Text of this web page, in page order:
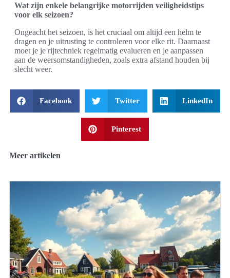
Wat zijn enkele belangrijke motorrijden veiligheidstips
voor elk seizoen?
Ongeacht het seizoen, is het cruciaal om altijd een helm te
dragen en je uitrusting te controleren voor elke rit. Daarnaast
moet je je rijtechniek regelmatig evalueren en je aanpassen
aan de weersomstandigheden, zoals extra afstand houden bij
slecht weer.
Facebook Twitter LinkedIn
Pinterest
Meer artikelen